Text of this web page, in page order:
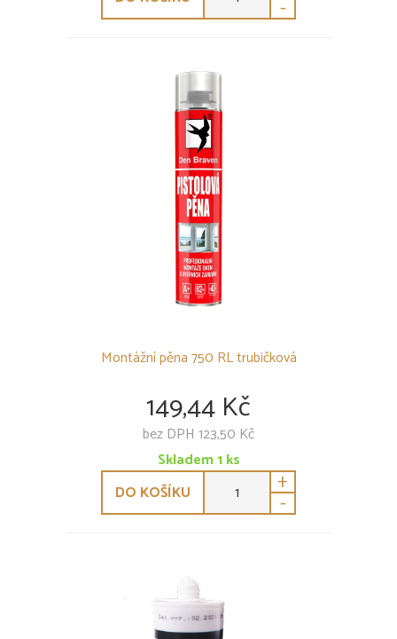
-
Montážní pěna 750 RL trubičková
149,44 Kč
bez DPH 123,50 Kč
Skladem1ks
DO KOŠÍKU
+
-